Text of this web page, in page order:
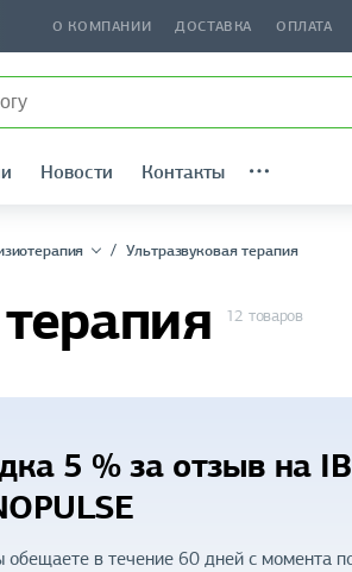
О КОМПАНИИ ДОСТАВКА ОПЛАТА
Новости Контакты
Ультразвуковая терапия
12 товаров
5 % за отзыв на
обещаете в течение 60 дней с момента